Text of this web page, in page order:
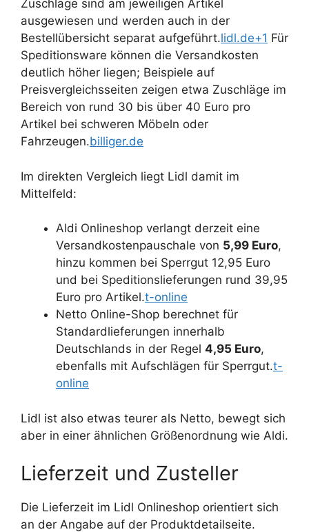
Zuschläge sind am jeweiligen Artikel
ausgewiesen und werden auch in der
Bestellübersicht separat aufgeführt.lidl.de+1 Für
Speditionsware können die Versandkosten
deutlich höher liegen; Beispiele auf
Preisvergleichsseiten zeigen etwa Zuschläge im
Bereich von rund 30 bis über 40 Euro pro
Artikel bei schweren Möbeln oder
Fahrzeugen.billiger.de
Im direkten Vergleich liegt Lidl damit im
Mittelfeld:
Aldi Onlineshop verlangt derzeit eine
Versandkostenpauschale von 5,99 Euro,
hinzu kommen bei Sperrgut 12,95 Euro
und bei Speditionslieferungen rund 39,95
Euro pro Artikel.t-online
Netto Online-Shop berechnet für
Standardlieferungen innerhalb
Deutschlands in der Regel 4,95 Euro,
ebenfalls mit Aufschlägen für Sperrgut.t-
online
Lidl ist also etwas teurer als Netto, bewegt sich
aber in einer ähnlichen Größenordnung wie Aldi.
Lieferzeit und Zusteller
Die Lieferzeit im Lidl Onlineshop orientiert sich
an der Angabe auf der Produktdetailseite.